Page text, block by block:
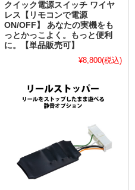
クイック電源スイッチ ワイヤ
レス【リモコンで電源
ON/OFF】 あなたの実機をも
っとかっこよく。もっと便利
に。【単品販売可】
¥8,800(税込)